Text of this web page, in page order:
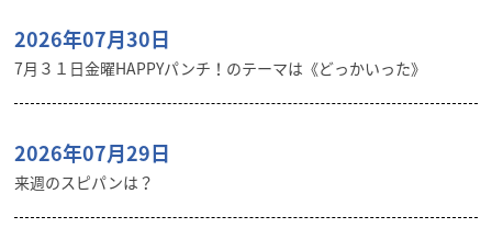
2026年07月30日
7月３１日金曜HAPPYパンチ！のテーマは《どっかいった》
2026年07月29日
来週のスピパンは？